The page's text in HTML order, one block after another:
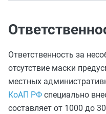
Ответственность за
отсутствие маски
местных
КоАП РФ специально
составляет от 1000 до